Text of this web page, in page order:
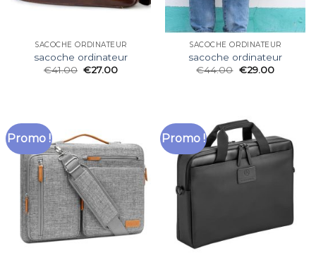
SACOCHE ORDINATEUR
sacoche ordinateur
€41.00 €27.00
SACOCHE ORDINATEUR
sacoche ordinateur
€44.00 €29.00
Promo ! Promo !